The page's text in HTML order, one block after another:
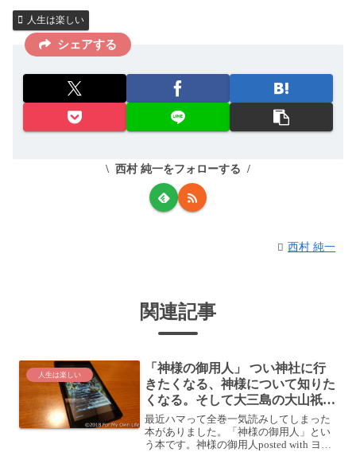
人生は楽しい
シェアする
西村 純一をフォローする
西村 純一
関連記事
人生は楽しい
「神様の御用人」 つい神社に行
きたくなる、神様について知りた
くなる。そして大三島の大山祇神
社が舞台の話もある！
最近ハマって全巻一気読みしてしまった
本がありました。「神様の御用人」とい
う本です。神様の御用人posted with ヨメ